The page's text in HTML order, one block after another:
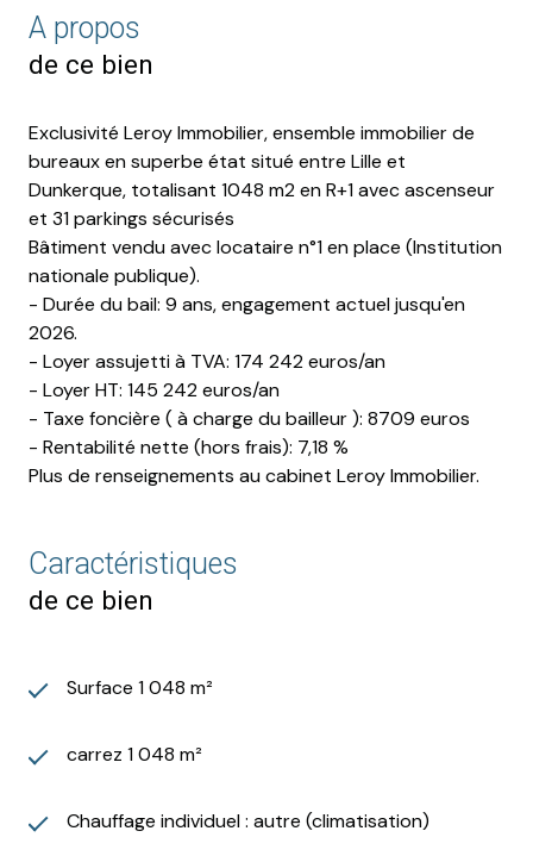
A propos
de ce bien
Exclusivité Leroy Immobilier, ensemble immobilier de
bureaux en superbe état situé entre Lille et
Dunkerque, totalisant 1048 m2 en R+1 avec ascenseur
et 31 parkings sécurisés
Bâtiment vendu avec locataire n°1 en place (Institution
nationale publique).
- Durée du bail: 9 ans, engagement actuel jusqu'en
2026.
- Loyer assujetti à TVA: 174 242 euros/an
- Loyer HT: 145 242 euros/an
- Taxe foncière ( à charge du bailleur ): 8709 euros
- Rentabilité nette (hors frais): 7,18 %
Plus de renseignements au cabinet Leroy Immobilier.
Caractéristiques
de ce bien
Surface 1 048 m²
carrez 1 048 m²
Chauffage individuel : autre (climatisation)